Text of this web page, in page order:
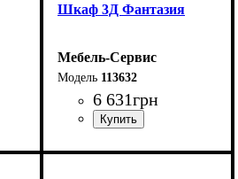
Шкаф 3Д Фантазия
Мебель-Сервис
113632
6 631грн